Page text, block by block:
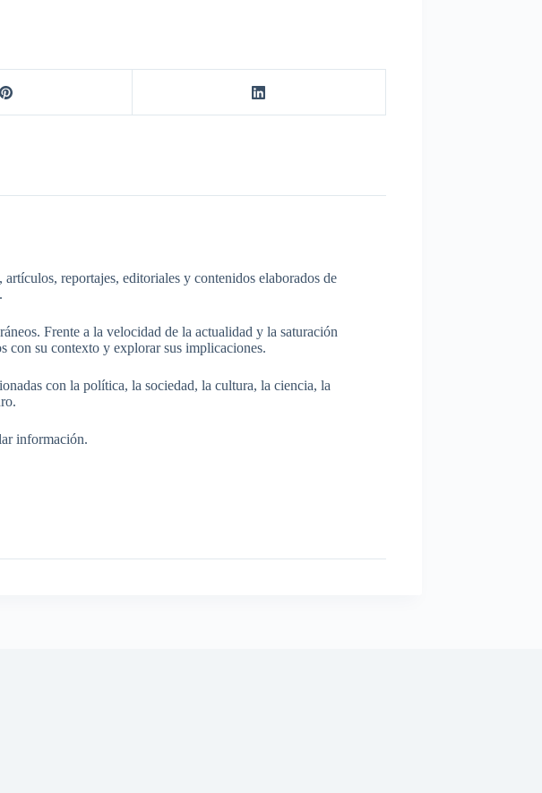
reportajes, editoriales y contenidos elaborados de
Frente a la velocidad de la actualidad y la saturación
con su contexto y explorar sus implicaciones.
con la política, la sociedad, la cultura, la ciencia, la
información.